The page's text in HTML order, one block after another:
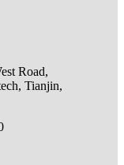
Road,
Tianjin,